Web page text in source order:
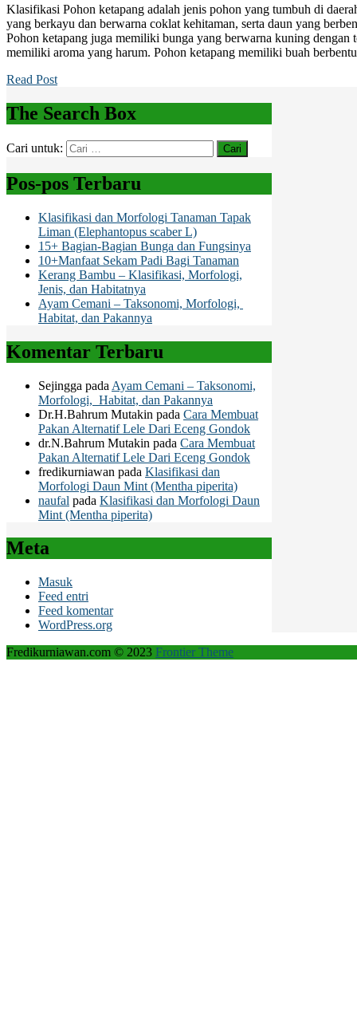
Klasifikasi Pohon ketapang adalah jenis pohon yang tumbuh di
yang berkayu dan berwarna coklat kehitaman, serta daun yang
Pohon ketapang juga memiliki bunga yang berwarna kuning dengan
memiliki aroma yang harum. Pohon ketapang memiliki buah
Read Post
The Search Box
Cari untuk:
Pos-pos Terbaru
Klasifikasi dan Morfologi Tanaman Tapak
Liman (Elephantopus scaber L)
15+ Bagian-Bagian Bunga dan Fungsinya
10+Manfaat Sekam Padi Bagi Tanaman
Kerang Bambu – Klasifikasi, Morfologi,
Jenis, dan Habitatnya
Ayam Cemani – Taksonomi, Morfologi,
Habitat, dan Pakannya
Komentar Terbaru
Sejingga pada Ayam Cemani – Taksonomi,
Morfologi, Habitat, dan Pakannya
Dr.H.Bahrum Mutakin pada Cara Membuat
Pakan Alternatif Lele Dari Eceng Gondok
dr.N.Bahrum Mutakin pada Cara Membuat
Pakan Alternatif Lele Dari Eceng Gondok
fredikurniawan pada Klasifikasi dan
Morfologi Daun Mint (Mentha piperita)
naufal pada Klasifikasi dan Morfologi Daun
Mint (Mentha piperita)
Meta
Masuk
Feed entri
Feed komentar
WordPress.org
Fredikurniawan.com © 2023 Frontier Theme